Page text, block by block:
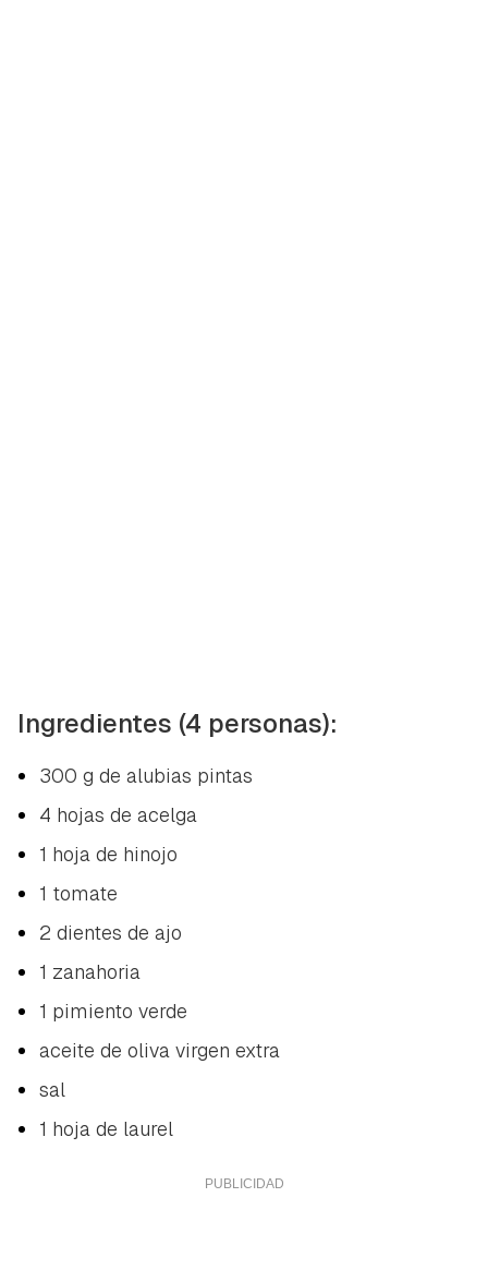
Ingredientes (4 personas):
300 g de alubias pintas
4 hojas de acelga
1 hoja de hinojo
1 tomate
2 dientes de ajo
1 zanahoria
1 pimiento verde
aceite de oliva virgen extra
sal
1 hoja de laurel